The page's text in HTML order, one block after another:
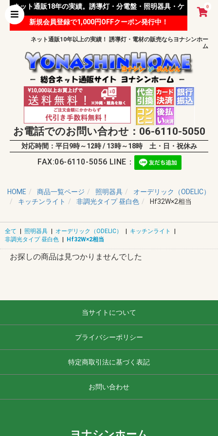
0
ネット通販18年の実績。誘導灯・分電盤・照明器具・ケ
ーブル等 様々な資材を取り扱っています。
新規会員登録で1,000円OFFクーポン発行中！
ネット通販10年以上の実績！ 誘導灯・電材の販売ならヨナシンホー
ム
お電話でのお問い合わせ：06-6110-5050
対応時間：平日9時～12時 / 13時～18時 土・日・祝休み
FAX:06-6110-5056 LINE：
HOME 商品一覧ページ 照明器具
オーデリック（ODELIC）
キッチンライト
非調光タイプ 昼白色 Hf32W×2相当
全て | 照明器具 | オーデリック（ODELIC） | キッチンライト
|
非調光タイプ 昼白色 | Hf32W×2相当
お探しの商品は見つかりませんでした
当サイトについて
プライバシーポリシー
特定商取引法に基づく表記
お問い合わせ